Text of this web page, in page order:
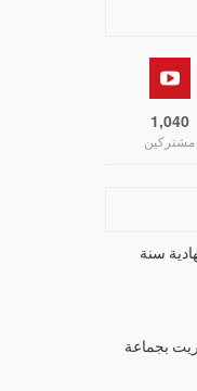
1,040
مشتركين
سنة
بجماعة